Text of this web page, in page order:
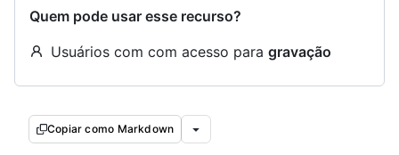
Quem pode usar esse recurso?
Usuários com com acesso para gravação
Copiar como Markdown